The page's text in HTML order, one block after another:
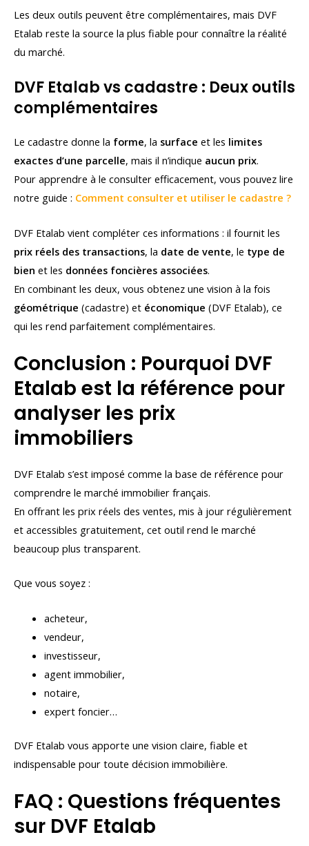
Les deux outils peuvent être complémentaires, mais DVF
Etalab reste la source la plus fiable pour connaître la réalité
du marché.
DVF Etalab vs cadastre : Deux outils
complémentaires
Le cadastre donne la forme, la surface et les limites
exactes d’une parcelle, mais il n’indique aucun prix.
Pour apprendre à le consulter efficacement, vous pouvez lire
notre guide : Comment consulter et utiliser le cadastre ?
DVF Etalab vient compléter ces informations : il fournit les
prix réels des transactions, la date de vente, le type de
bien et les données foncières associées.
En combinant les deux, vous obtenez une vision à la fois
géométrique (cadastre) et économique (DVF Etalab), ce
qui les rend parfaitement complémentaires.
Conclusion : Pourquoi DVF
Etalab est la référence pour
analyser les prix
immobiliers
DVF Etalab s’est imposé comme la base de référence pour
comprendre le marché immobilier français.
En offrant les prix réels des ventes, mis à jour régulièrement
et accessibles gratuitement, cet outil rend le marché
beaucoup plus transparent.
Que vous soyez :
acheteur,
vendeur,
investisseur,
agent immobilier,
notaire,
expert foncier…
DVF Etalab vous apporte une vision claire, fiable et
indispensable pour toute décision immobilière.
FAQ : Questions fréquentes
sur DVF Etalab